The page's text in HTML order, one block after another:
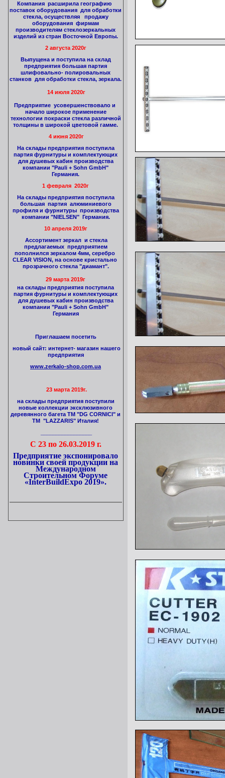
Компания расширила географию
поставок оборудования для обработки
стекла, осуществляя продажу
оборудования фирмам
производителям стеклозеркальных
изделий из стран Восточной Европы.
2 августа 2020г
Выпущена и поступила на склад
предприятия большая партия
шлифовально- полировальных
станков для обработки стекла, зеркала.
14 июля 2020г
Предприятие усовершенствовало и
начало широкое применение
технологии покраски стекла различной
толщины в широкой цветовой гамме.
4 июня 2020г
На склады предприятия поступила
партия фурнитуры и комплектующих
для душевых кабин производства
компании "Pauli + Sohn GmbH"
Германия.
1 февраля 2020г
На склады предприятия поступила
большая партия алюминиевого
профиля и фурнитуры производства
компании "NIELSEN" Германия.
10 апреля 2019г
Ассортимент зеркал и стекла
предлагаемых предприятием
пополнился зеркалом 4мм, серебро
CLEAR VISION, на основе кристально
прозрачного стекла "диамант".
29 марта 2019г
на склады предприятия поступила
партия фурнитуры и комплектующих
для душевых кабин производства
компании "Pauli + Sohn GmbH"
Германия
Приглашаем посетить
новый сайт: интернет- магазин нашего
предприятия
www.zerkalo-shop.com.ua
23 марта 2019г.
на склады предприятия поступили
новые коллекции эксклюзивного
деревянного багета ТМ "DG CORNICI" и
ТМ "LAZZARIS" Италия!
С 23 по 26.03.2019 г.
Предприятие экспонировало
новинки своей продукции на
Международном
СтроительномФоруме
«InterBuildExpo 2019».